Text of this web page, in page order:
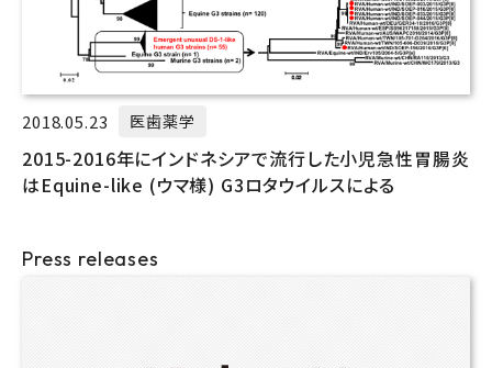
2018.05.23 医歯薬学
2015-2016年にインドネシアで流行した小児急性胃腸炎
はEquine-like (ウマ様) G3ロタウイルスによる
Press releases